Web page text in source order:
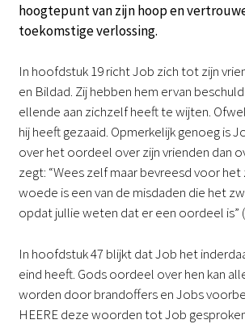
hoogtepunt van zijn hoop en
toekomstige verlossing.
In hoofdstuk 19 richt Job zich tot zijn
en Bildad. Zij hebben hem ervan
ellende aan zichzelf heeft te wijten.
hij heeft gezaaid. Opmerkelijk genoeg is
over het oordeel over zijn vrienden dan
zegt: “Wees zelf maar bevreesd voor
woede is een van de misdaden die het
opdat jullie weten dat er een oordeel is”
In hoofdstuk 47 blijkt dat Job het
eind heeft. Gods oordeel over hen kan
worden door brandoffers en Jobs
HEERE deze woorden tot Job